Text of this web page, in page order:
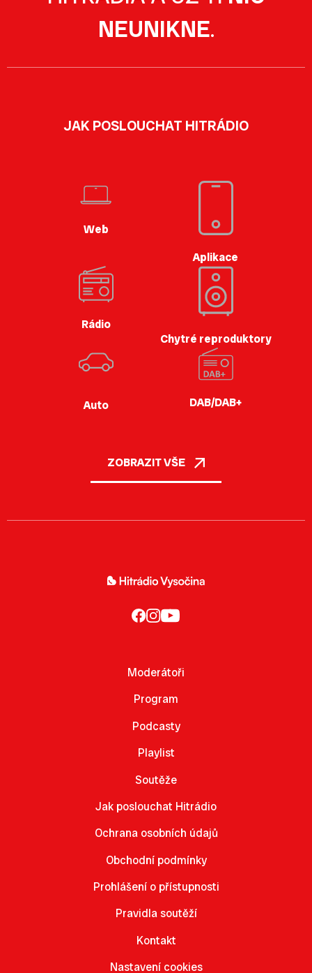
NEUNIKNE.
JAK POSLOUCHAT HITRÁDIO
Web
Aplikace
Rádio
Chytré reproduktory
Auto DAB/DAB+
ZOBRAZIT VŠE
Moderátoři
Program
Podcasty
Playlist
Soutěže
Jak poslouchat Hitrádio
Ochrana osobních údajů
Obchodní podmínky
Prohlášení o přístupnosti
Pravidla soutěží
Kontakt
Nastavení cookies